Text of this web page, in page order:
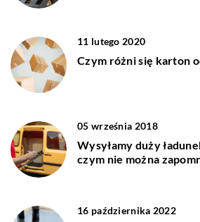
11 lutego 2020
Czym różni się karton
05 września 2018
Wysyłamy duży
czym nie można
16 października 2022